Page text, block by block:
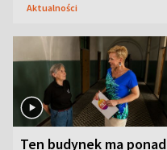
Aktualności
Ten budynek ma ponad